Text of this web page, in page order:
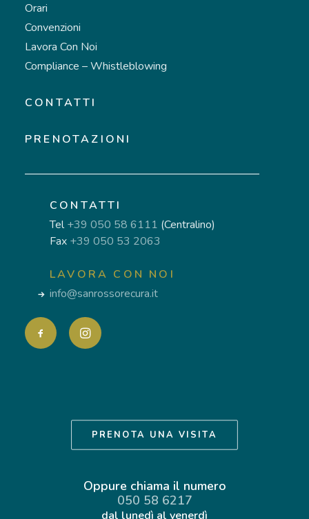
Orari
Convenzioni
Lavora Con Noi
Compliance – Whistleblowing
CONTATTI
PRENOTAZIONI
CONTATTI
Tel+39 050 58 6111 (Centralino)
Fax +39 050 53 2063
LAVORA CON NOI
info@sanrossorecura.it
PRENOTA UNA VISITA
Oppure chiama il numero
050 58 6217
dal lunedì al venerdì